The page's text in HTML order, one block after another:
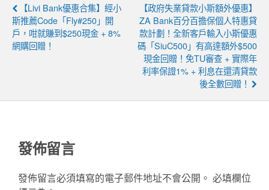
【livi Bank優惠合集】經小
斯推薦code「fly#250」開
戶，咁就賺到$250現金 + 8%
網購回贈！
【政府失業貸款小斯額外優惠】
ZA Bank百分百擔保個人特惠貸
款計劃！全新客戶輸入小斯優惠
碼「SiuC500」有高達額外$500
現金回贈！免TU審查 + 實際年
利率保證1% + 利息在還清貸款
後全數回贈！
發佈留言
發佈留言必須填寫的電子郵件地址不會公開。 必填欄位